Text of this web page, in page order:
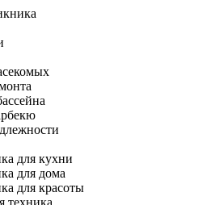
для кухни
для дома
для красоты
техника